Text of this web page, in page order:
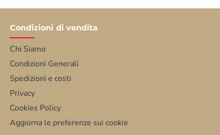
Condizioni di vendita
Chi Siamo
Condizioni Generali
Spedizioni e costi
Privacy
Cookies Policy
Aggiorna le preferenze sui cookie